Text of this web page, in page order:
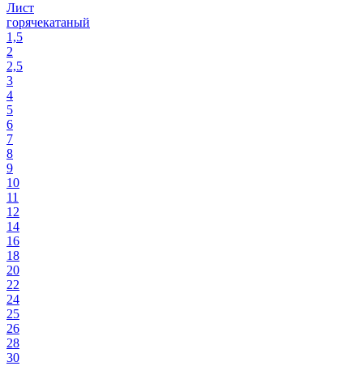
Лист
горячекатаный
1,5
2
2,5
3
4
5
6
7
8
9
10
11
12
14
16
18
20
22
24
25
26
28
30